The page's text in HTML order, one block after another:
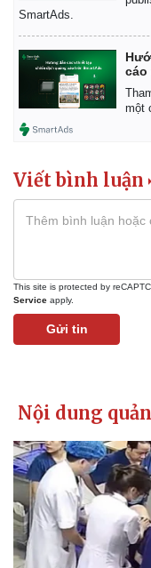
SmartAds.
cáo
một
Viết bình luận
This site is protected by
Service apply.
Gửi tin